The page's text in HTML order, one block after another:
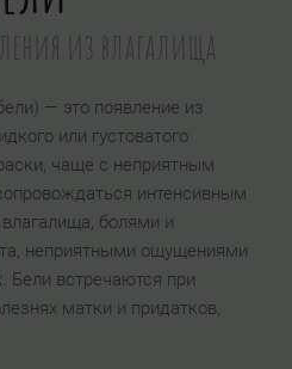
из влагалища
— это появление из
или густоватого
чаще с неприятным
интенсивным
болями и
неприятными ощущениями
Бели встречаются при
матки и придатков,